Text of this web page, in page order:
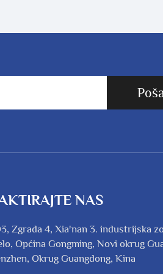
NAS
Zgrada 4, Xia'nan 3. industrijska
Općina Gongming, Novi okrug
Okrug Guangdong, Kina